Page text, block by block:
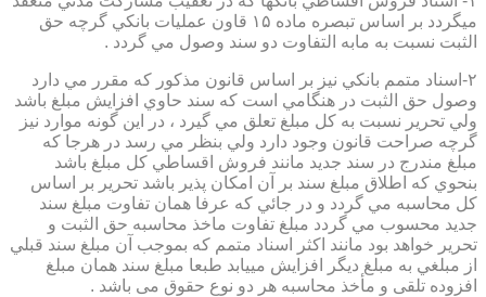
ميگردد بر اساس تبصره ماده ۱۵ قاون عمليات بانكي گرچه حق
الثبت نسبت به مابه التفاوت دو سند وصول مي گردد .
۲-اسناد متمم بانكي نيز بر اساس قانون مذكور كه مقرر مي دارد
وصول حق الثبت در هنگامي است كه سند حاوي افزايش مبلغ باشد
ولي تحرير نسبت به كل مبلغ تعلق مي گيرد ، در اين گونه موارد نيز
گرچه صراحت قانون وجود دارد ولي بنظر مي رسد در هرجا كه
مبلغ مندرج در سند جديد مانند فروش اقساطي كل مبلغ باشد
بنحوي كه اطلاق مبلغ سند بر آن امكان پذير باشد تحرير بر اساس
كل محاسبه مي گردد و در جائي كه عرفا همان تفاوت مبلغ سند
جديد محسوب مي گردد مبلغ تفاوت ماخذ محاسبه حق الثبت و
تحرير خواهد بود مانند اكثر اسناد متمم كه بموجب آن مبلغ سند قبلي
از مبلغي به مبلغ ديگر افزايش مييابد طبعا مبلغ سند همان مبلغ
افزوده تلقی و مأخذ محاسبه هر دو نوع حقوق می باشد .